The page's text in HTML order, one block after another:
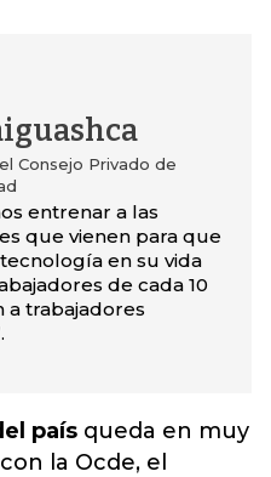
Consejo Privado de
entrenar a las
que vienen para que
en su vida
de cada 10
a trabajadores
país queda en muy
la Ocde, el